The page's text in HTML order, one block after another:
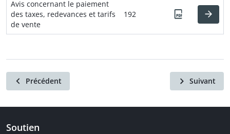
Avis concernant le paiement
des taxes, redevances et tarifs
de vente
192
Précédent Suivant
Soutien